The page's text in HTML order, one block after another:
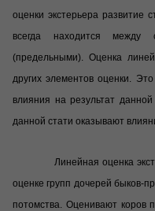
оценки экстерьера развитие
всегда находится между
(предельными). Оценка
других элементов оценки.
влияния на результат
данной стати оказывают
Линейная оценка
оценке групп дочерей быков-
потомства. Оценивают коров